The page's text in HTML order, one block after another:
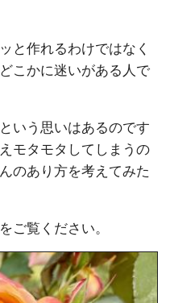
と作れるわけではなく
こかに迷いがある人で
いう思いはあるのです
モタモタしてしまうの
のあり方を考えてみた
ご覧ください。